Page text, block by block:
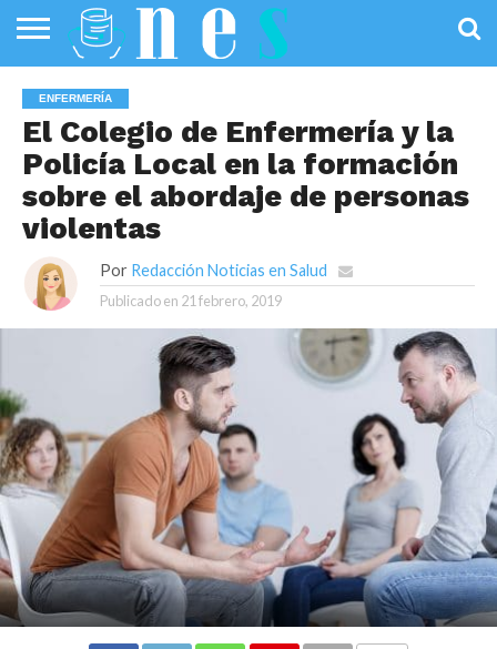
PÚBLICA
SANIDAD
INVESTIGACIÓN
ENTREVISTAS
PROFESIONALES
DE LA SALUD
INFOGRAFÍAS
DE SALUD
OPINIÓN
ENFERMERÍA
El Colegio de Enfermería y la
Policía Local en la formación
sobre el abordaje de personas
violentas
Por Redacción Noticias en Salud
Publicado en 21 febrero, 2019